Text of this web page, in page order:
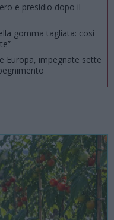
e presidio dopo il
gomma tagliata: così
Europa, impegnate sette